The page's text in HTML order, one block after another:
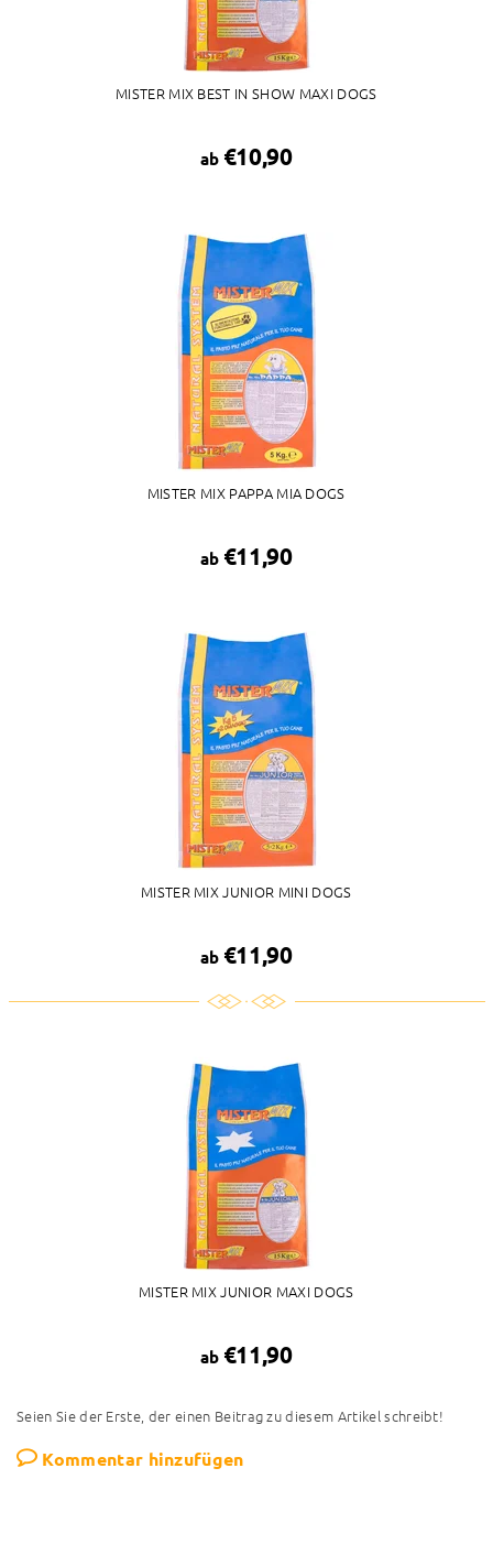
MISTER MIX BEST IN SHOW MAXI DOGS
ab€10,90
MISTER MIX PAPPA MIA DOGS
ab€11,90
MISTER MIX JUNIOR MINI DOGS
ab€11,90
MISTER MIX JUNIOR MAXI DOGS
ab€11,90
Seien Sie der Erste, der einen Beitrag zu diesem Artikel schreibt!
Kommentar hinzufügen